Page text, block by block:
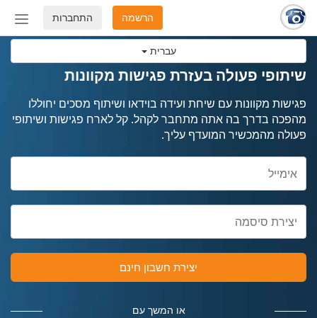
עברית
מצב
התחברות הרשמה
שיתופי פעולה בעזרת פגישות מקוונות
פגישות מקוונות עם שיחת ועידה בוידאו ושיתוף מסכים יחוללו
מהפכה בדרך בה אתה מתחבר לקהל. קל לארח פגישות ושיתופי
פעולה מהמכשיר המועדף עליך.
יצירת חשבון חינם
או המשך עם